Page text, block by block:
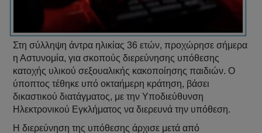
Στη σύλληψη άντρα ηλικίας 36 ετών, προχώρησε σήμερα
η Αστυνομία, για σκοπούς διερεύνησης υπόθεσης
κατοχής υλικού σεξουαλικής κακοποίησης παιδιών. Ο
ύποπτος τέθηκε υπό οκταήμερη κράτηση, βάσει
δικαστικού διατάγματος, με την Υποδιεύθυνση
Ηλεκτρονικού Εγκλήματος να διερευνά την υπόθεση.
Η διερεύνηση της υπόθεσης άρχισε μετά από